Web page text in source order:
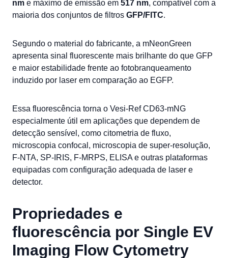
nm e máximo de emissão em 517 nm, compatível com a
maioria dos conjuntos de filtros GFP/FITC.
Segundo o material do fabricante, a mNeonGreen
apresenta sinal fluorescente mais brilhante do que GFP
e maior estabilidade frente ao fotobranqueamento
induzido por laser em comparação ao EGFP.
Essa fluorescência torna o Vesi-Ref CD63-mNG
especialmente útil em aplicações que dependem de
detecção sensível, como citometria de fluxo,
microscopia confocal, microscopia de super-resolução,
F-NTA, SP-IRIS, F-MRPS, ELISA e outras plataformas
equipadas com configuração adequada de laser e
detector.
Propriedades e
fluorescência por Single EV
Imaging Flow Cytometry